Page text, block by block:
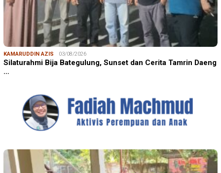
KAMARUDDIN AZIS 03/08/2026
Silaturahmi Bija Bategulung, Sunset dan Cerita Tamrin Daeng
…